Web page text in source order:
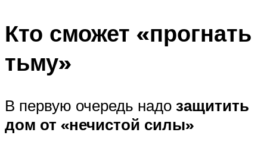
Кто сможет «прогнать
тьму»
В первую очередь надо защитить
дом от «нечистой силы»